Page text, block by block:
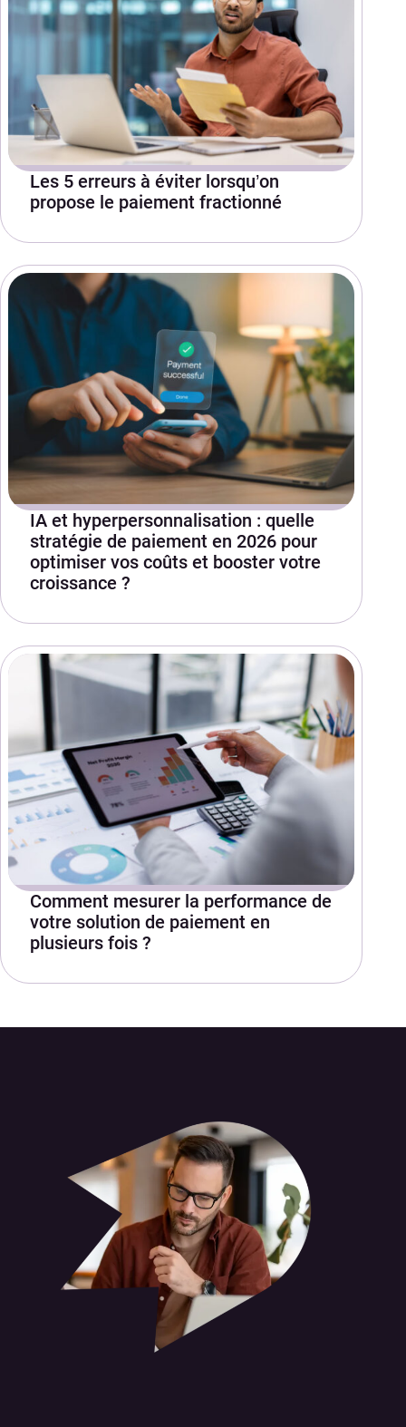
Les 5 erreurs à éviter lorsqu’on
propose le paiement fractionné
IA et hyperpersonnalisation : quelle
stratégie de paiement en 2026 pour
optimiser vos coûts et booster votre
croissance ?
Comment mesurer la performance de
votre solution de paiement en
plusieurs fois ?